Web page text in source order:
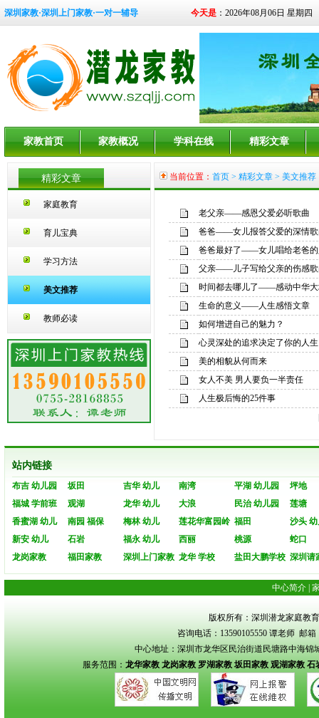
深圳家教·深圳上门家教·一对一辅导 今天是：2026年08月06日 星期四
家教首页 家教概况 学科在线 精彩文章
精彩文章
家庭教育
育儿宝典
学习方法
美文推荐
教师必读
当前位置： 首页 > 精彩文章 > 美文推荐
老父亲——感恩父爱必听歌曲
爸爸——女儿报答父爱的深情
爸爸最好了——女儿唱给老爸的
父亲——儿子写给父亲的伤感
时间都去哪儿了——感动中华大
生命的意义——人生感悟文章
如何增进自己的魅力？
心灵深处的追求决定了你的人生
美的相貌从何而来
女人不美 男人要负一半责任
人生极后悔的25件事
站内链接
布吉 幼儿园 坂田 吉华 幼儿 南湾 平湖 幼儿园
坪地
福城 学前班
观湖 龙华 幼儿 大浪 民治 幼儿园
莲塘
香蜜湖 幼儿
南园 福保 梅林 幼儿 莲花华富园岭 福田
沙头
新安 幼儿
石岩 福永 幼儿 西丽 桃源
蛇口
龙岗家教
福田家教 深圳上门家教 龙华 学校 盐田大鹏学校 深圳请
中心简介
版权所有：深圳潜龙家庭教育
咨询电话：13590105550 谭老师 邮
中心地址：深圳市龙华区民治街道民塘路中海锦
服务范围： 龙华家教 龙岗家教 罗湖家教 坂田家教 观湖家教 石